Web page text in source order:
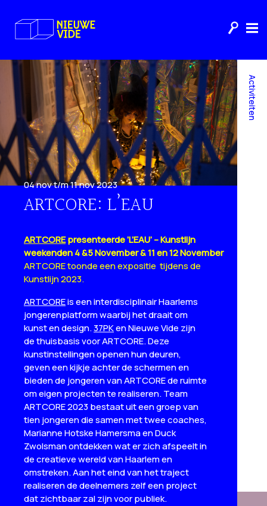
04 nov t/m 11 nov 2023
ARTCORE: L’EAU
ARTCOREpresenteerde ’L’EAU’ – Kunstlijn
weekenden 4 &5 November & 11 en 12 November
ARTCORE toonde een expositie tijdens de
Kunstlijn 2023.
ARTCOREis een interdisciplinair Haarlems
jongerenplatform waarbij het draait om
kunst en design.37PKen Nieuwe Vide zijn
de thuisbasis voor ARTCORE. Deze
kunstinstellingen openen hun deuren,
geven een kijkje achter de schermen en
bieden de jongeren van ARTCORE de ruimte
om eigen projecten te realiseren. Team
ARTCORE 2023 bestaat uit een groep van
tien jongeren die samen met twee coaches,
Marianne Hotske Hamersma en Duck
Zwolsman ontdekken wat er zich afspeelt in
de creatieve wereld van Haarlem en
omstreken. Aan het eind van het traject
realiseren de deelnemers zelf een project
dat zichtbaar zal zijn voor publiek.
Activiteiten